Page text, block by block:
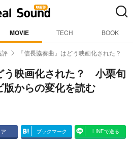
MOVIE TECH BOOK
評 『信長協奏曲』はどう映画化された？
う映画化された？ 小栗旬
版からの変化を読む
ブックマーク LINEで送る